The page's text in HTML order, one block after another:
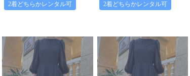
2着どちらかレンタル可 2着どちらかレンタル可